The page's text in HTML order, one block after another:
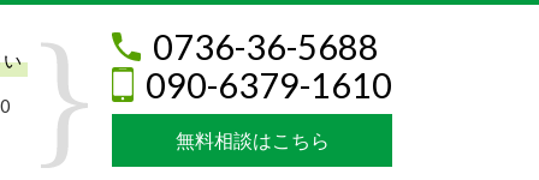
い
0736-36-5688
090-6379-1610
無料相談はこちら